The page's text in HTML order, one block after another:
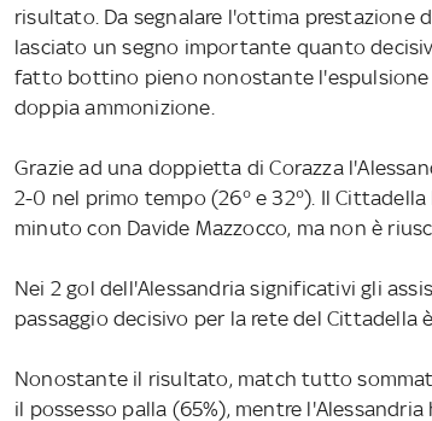
risultato. Da segnalare l'ottima prestazione
lasciato un segno importante quanto
fatto bottino pieno nonostante
doppia ammonizione.
Grazie ad una doppietta di Corazza
2-0 nel primo tempo (26° e 32°). Il
minuto con Davide Mazzocco, ma non è
Nei 2 gol dell'Alessandria significativi gli
passaggio decisivo per la rete del Cittadella
Nonostante il risultato, match tutto
il possesso palla (65%), mentre